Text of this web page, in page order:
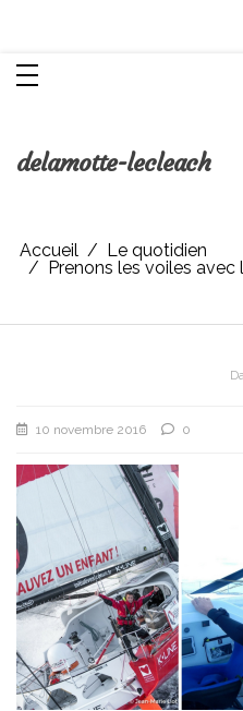
delamotte-lecleach
Accueil
Le quotidien
Prenons les voiles avec
10 novembre 2016 0